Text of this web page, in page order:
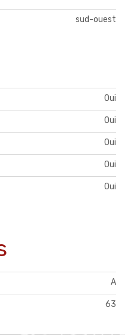
sud-ouest
Oui
Oui
Oui
Oui
Oui
A
63